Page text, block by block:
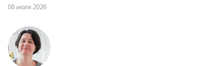
08 июля 2026